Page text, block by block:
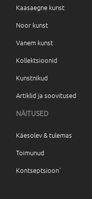
Kaasaegne kunst
Noor kunst
Vanem kunst
Kollektsioonid
Kunstnikud
Artiklid ja soovitused
NÄITUSED
Käesolev & tulemas
Toimunud
Kontseptsioon`